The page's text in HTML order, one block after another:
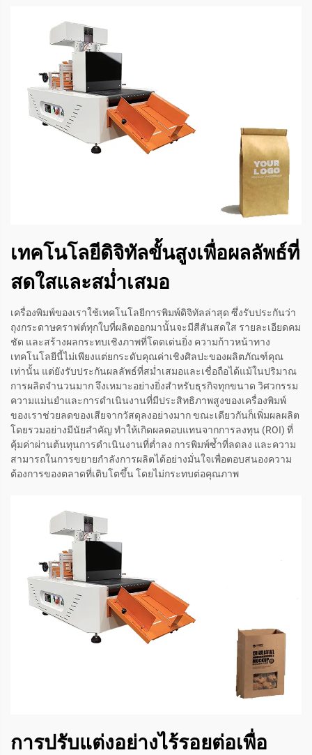
เทคโนโลยีดิจิทัลขั้นสูงเพื่อผลลัพธ์ที่
สดใสและสม่ำเสมอ
เครื่องพิมพ์ของเราใช้เทคโนโลยีการพิมพ์ดิจิทัลล่าสุด ซึ่งรับประกันว่า
ถุงกระดาษคราฟต์ทุกใบที่ผลิตออกมานั้นจะมีสีสันสดใส รายละเอียดคม
ชัด และสร้างผลกระทบเชิงภาพที่โดดเด่นยิ่ง ความก้าวหน้าทาง
เทคโนโลยีนี้ไม่เพียงแต่ยกระดับคุณค่าเชิงศิลปะของผลิตภัณฑ์คุณ
เท่านั้น แต่ยังรับประกันผลลัพธ์ที่สม่ำเสมอและเชื่อถือได้แม้ในปริมาณ
การผลิตจำนวนมาก จึงเหมาะอย่างยิ่งสำหรับธุรกิจทุกขนาด วิศวกรรม
ความแม่นยำและการดำเนินงานที่มีประสิทธิภาพสูงของเครื่องพิมพ์
ของเราช่วยลดของเสียจากวัสดุลงอย่างมาก ขณะเดียวกันก็เพิ่มผลผลิต
โดยรวมอย่างมีนัยสำคัญ ทำให้เกิดผลตอบแทนจากการลงทุน (ROI) ที่
คุ้มค่าผ่านต้นทุนการดำเนินงานที่ต่ำลง การพิมพ์ซ้ำที่ลดลง และความ
สามารถในการขยายกำลังการผลิตได้อย่างมั่นใจเพื่อตอบสนองความ
ต้องการของตลาดที่เติบโตขึ้น โดยไม่กระทบต่อคุณภาพ
การปรับแต่งอย่างไร้รอยต่อเพื่อ